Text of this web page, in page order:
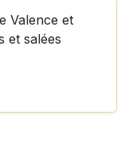
Valence et
et salées